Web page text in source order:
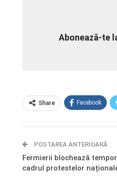
Abonează-te
Share Facebook
POSTAREA ANTERIOARĂ
Fermierii blochează
cadrul protestelor